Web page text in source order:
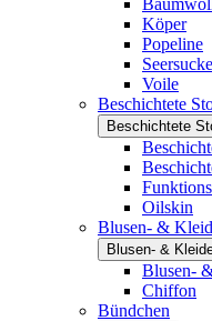
Köper
Popeline
Voile
Beschichtete
Beschichtete
Oilskin
Blusen- &
Blusen- &
Blusen-
Chiffon
Bündchen